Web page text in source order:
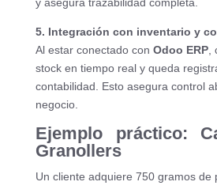
5. Integración con inventario y
Al estar conectado con Odoo ERP,
stock en tiempo real y queda
contabilidad. Esto asegura control
negocio.
Ejemplo práctico:
Granollers
Un cliente adquiere 750 gramos de